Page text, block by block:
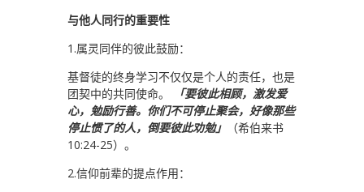
与他人同行的重要性
1.属灵同伴的彼此鼓励：
基督徒的终身学习不仅仅是个人的责任，也是
团契中的共同使命。
「要彼此相顾，激发爱
心，勉励行善。你们不可停止聚会，好像那些
停止惯了的人，倒要彼此劝勉」
（希伯来书
10:24-25）。
2.信仰前辈的提点作用：